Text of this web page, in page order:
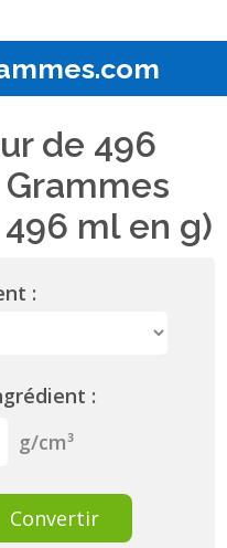
de 496
ml en g)
:
:
g/cm³
Convertir